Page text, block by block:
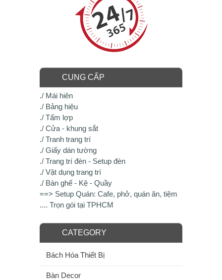
CUNG CẤP
./ Mái hiên
./ Bảng hiệu
./ Tấm lợp
./ Cửa - khung sắt
./ Tranh trang trí
./ Giấy dán tường
./ Trang trí đèn - Setup đèn
./ Vật dụng trang trí
./ Bàn ghế - Kệ - Quầy
==> Setup Quán: Cafe, phở, quán ăn, tiệm
.... Trọn gói tại TPHCM
CATEGORY
Bách Hóa Thiết Bị
Bàn Decor